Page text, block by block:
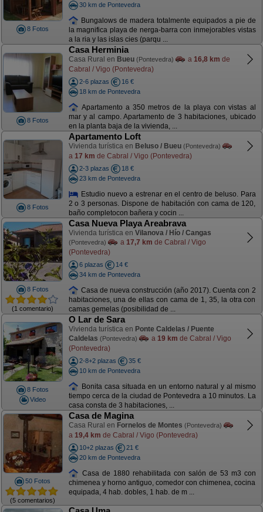
8 Fotos
30 km de Pontevedra
Bungalows de madera totalmente equipados a pie de
la magnifica playa de nerga-barra con inmejorables vistas
a la ria y las islas cies (parqu ...
8 Fotos
Casa Herminia
Casa Rural en Bueu (Pontevedra) a 16,8 km de
Cabral / Vigo (Pontevedra)
2-6 plazas
16 €
18 km de Pontevedra
Apartamento a 350 metros de la playa con vistas al
mar y al campo. Apartamento de 3 habitaciones, ubicado
en la planta baja de la vivienda, ...
8 Fotos
Apartamento Loft
Vivienda turística en Beluso / Bueu (Pontevedra)
a 17 km de Cabral / Vigo (Pontevedra)
2-3 plazas
18 €
23 km de Pontevedra
Estudio nuevo a estrenar en el centro de beluso. Para
2 o 3 personas. Dispone de habitación con cama de 120,
baño completocon bañera y cocin ...
8 Fotos
(1 comentario)
Casa Nueva Playa Areabrava
Vivienda turística en Vilanova / Hío / Cangas
(Pontevedra) a 17,7 km de Cabral / Vigo
(Pontevedra)
6 plazas
14 €
34 km de Pontevedra
Casa de nueva construcción (año 2017). Cuenta con 2
habitaciones, una de ellas con cama de 1, 35, la otra con
camas gemelas (posibilidad de ...
8 Fotos
Video
O Lar de Sara
Vivienda turística en Ponte Caldelas / Puente
Caldelas (Pontevedra) a 19 km de Cabral / Vigo
(Pontevedra)
2-8+2 plazas
35 €
10 km de Pontevedra
Bonita casa situada en un entorno natural y al mismo
tiempo cerca de la ciudad de Pontevedra a 10 minutos. La
casa consta de 3 habitaciones, ...
50 Fotos
(5 comentarios)
Casa de Magina
Casa Rural en Fornelos de Montes (Pontevedra)
a 19,4 km de Cabral / Vigo (Pontevedra)
10+2 plazas
21 €
20 km de Pontevedra
Casa de 1880 rehabilitada con salón de 53 m3 con
chimenea y horno antiguo, comedor con chimenea, cocina
equipada, 4 hab. dobles, 1 hab. de m ...